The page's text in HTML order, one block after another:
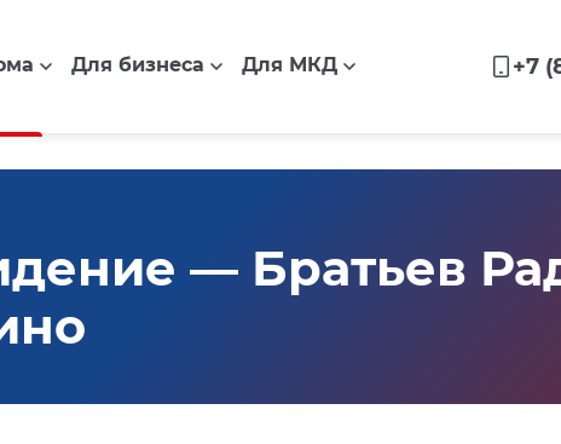
Для бизнеса Для МКД +7
— Братьев